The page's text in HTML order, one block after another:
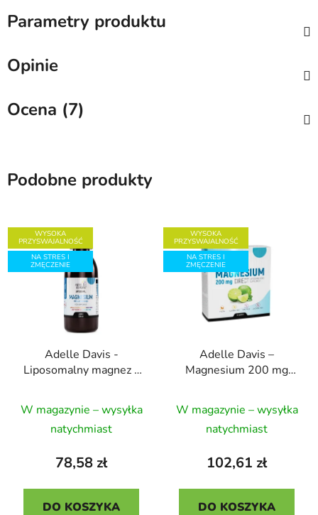
Parametry produktu
Opinie
Ocena (7)
Podobne produkty
WYSOKA
PRZYSWAJALNOŚĆ
NA STRES I
ZMĘCZENIE
Adelle Davis -
Liposomalny magnez z
ocena
produktu
wynosi
na
W magazynie – wysyłka
natychmiast
78,58 zł
DO KOSZYKA
WYSOKA
PRZYSWAJALNOŚĆ
NA STRES I
ZMĘCZENIE
Adelle Davis –
Magnesium 200 mg
suplement diety, 30
saszetek
ocena
produktu
wynosi
na
W magazynie – wysyłka
natychmiast
102,61 zł
DO KOSZYKA